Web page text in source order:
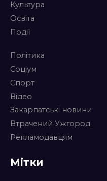
Культура
Освіта
Події
Політика
Соціум
Спорт
Відео
Закарпатські новини
Втрачений Ужгород
Рекламодавцям
Мітки